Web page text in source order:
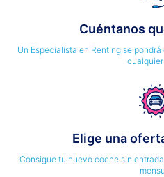
Cuéntanos
Un Especialista en Renting se
Elige una
Consigue tu nuevo coche sin